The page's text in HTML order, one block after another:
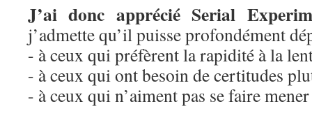
J’ai donc apprécié Serial
j’admette qu’il puisse profondément
- à ceux qui préfèrent la rapidité à la
- à ceux qui ont besoin de certitudes
- à ceux qui n’aiment pas se faire